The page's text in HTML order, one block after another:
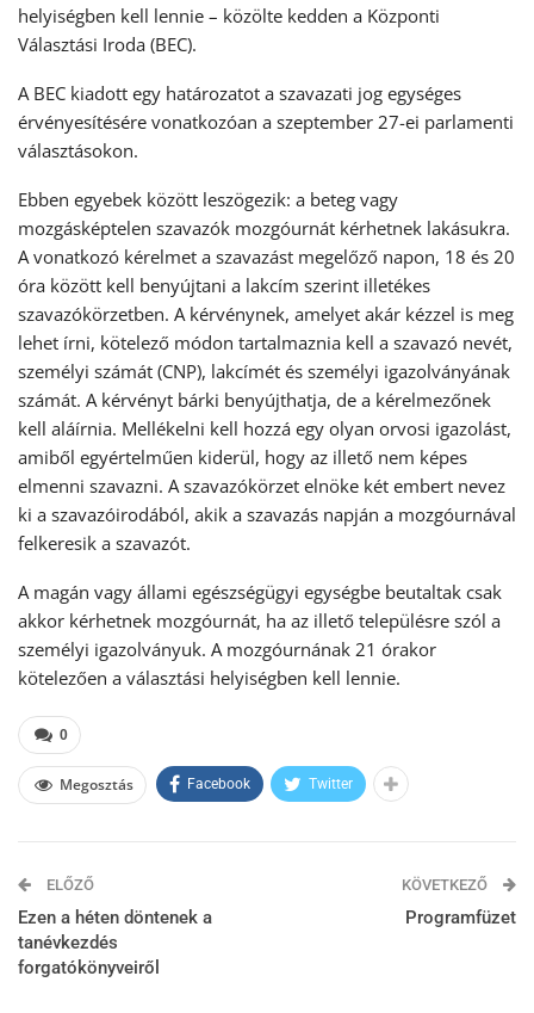
helyiségben kell lennie – közölte kedden a Központi
Választási Iroda (BEC).
A BEC kiadott egy határozatot a szavazati jog egységes
érvényesítésére vonatkozóan a szeptember 27-ei parlamenti
választásokon.
Ebben egyebek között leszögezik: a beteg vagy
mozgásképtelen szavazók mozgóurnát kérhetnek lakásukra.
A vonatkozó kérelmet a szavazást megelőző napon, 18 és 20
óra között kell benyújtani a lakcím szerint illetékes
szavazókörzetben. A kérvénynek, amelyet akár kézzel is meg
lehet írni, kötelező módon tartalmaznia kell a szavazó nevét,
személyi számát (CNP), lakcímét és személyi igazolványának
számát. A kérvényt bárki benyújthatja, de a kérelmezőnek
kell aláírnia. Mellékelni kell hozzá egy olyan orvosi igazolást,
amiből egyértelműen kiderül, hogy az illető nem képes
elmenni szavazni. A szavazókörzet elnöke két embert nevez
ki a szavazóirodából, akik a szavazás napján a mozgóurnával
felkeresik a szavazót.
A magán vagy állami egészségügyi egységbe beutaltak csak
akkor kérhetnek mozgóurnát, ha az illető településre szól a
személyi igazolványuk. A mozgóurnának 21 órakor
kötelezően a választási helyiségben kell lennie.
0
Megosztás Facebook Twitter
ELŐZŐ
Ezen a héten döntenek a
tanévkezdés
forgatókönyveiről
KÖVETKEZŐ
Programfüzet